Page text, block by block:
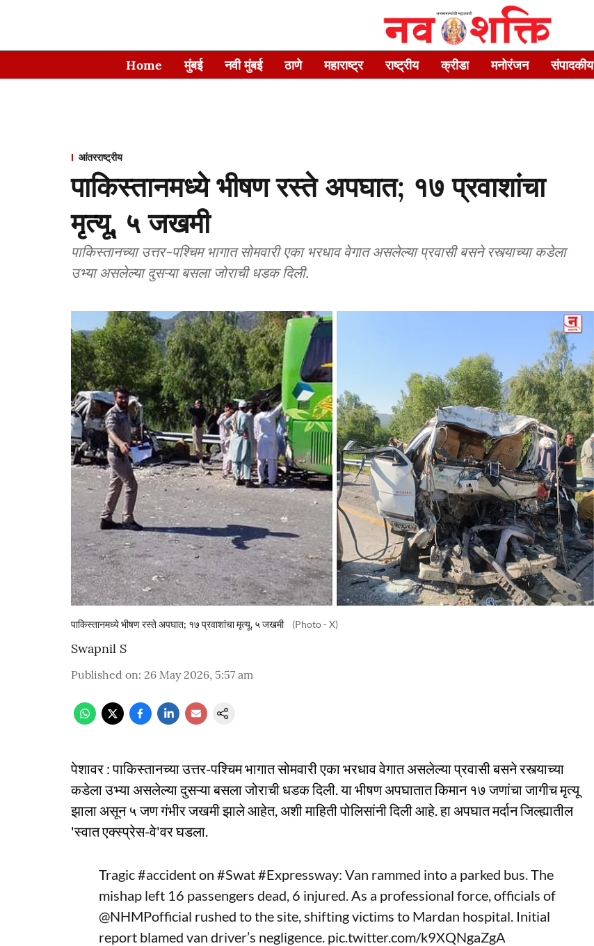
Home मुंबई नवी मुंबई ठाणे महाराष्ट्र राष्ट्रीय क्रीडा मनोरंजन संपादकीय
आंतरराष्ट्रीय
पाकिस्तानमध्ये भीषण रस्ते अपघात; १७ प्रवाशांचा
मृत्यू, ५ जखमी
पाकिस्तानच्या उत्तर-पश्चिम भागात सोमवारी एका भरधाव वेगात असलेल्या प्रवासी बसने रस्त्याच्या कडेला
उभ्या असलेल्या दुसऱ्या बसला जोराची धडक दिली.
पाकिस्तानमध्ये भीषण रस्ते अपघात; १७ प्रवाशांचा मृत्यू, ५ जखमी (Photo - X)
Swapnil S
Published on: 26 May 2026, 5:57 am
पेशावर : पाकिस्तानच्या उत्तर-पश्चिम भागात सोमवारी एका भरधाव वेगात असलेल्या प्रवासी बसने रस्त्याच्या
कडेला उभ्या असलेल्या दुसऱ्या बसला जोराची धडक दिली. या भीषण अपघातात किमान १७ जणांचा जागीच मृत्यू
झाला असून ५ जण गंभीर जखमी झाले आहेत, अशी माहिती पोलिसांनी दिली आहे. हा अपघात मर्दान जिल्ह्यातील
'स्वात एक्स्प्रेस-वे'वर घडला.
Tragic#accidenton #Swat#Expressway: Van rammed into a parked bus. The
mishap left 16 passengers dead, 6 injured. As a professional force, officials of
@NHMPofficial rushed to the site, shifting victims to Mardan hospital. Initial
report blamed van driver’s negligence. pic.twitter.com/k9XQNgaZgA